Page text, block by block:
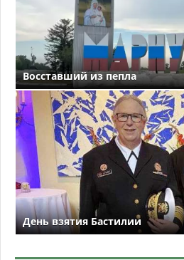
Восставший из пепла
День взятия Бастилии